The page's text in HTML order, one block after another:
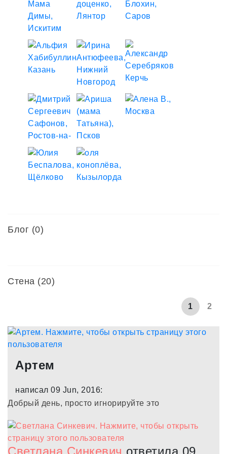
Родился киндер... Ну, и всё! Респект!
Блог (0)
Стена (20)
1 2
Артем
написал 09 Jun, 2016:
Добрый день, просто игнорируйте это
Светлана Синкевич ответила 09